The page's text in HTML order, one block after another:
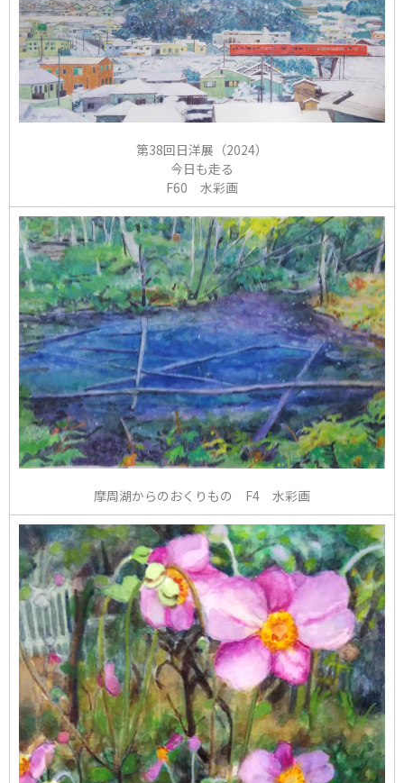
第38回日洋展（2024）
今日も走る
F60 水彩画
摩周湖からのおくりもの F4 水彩画